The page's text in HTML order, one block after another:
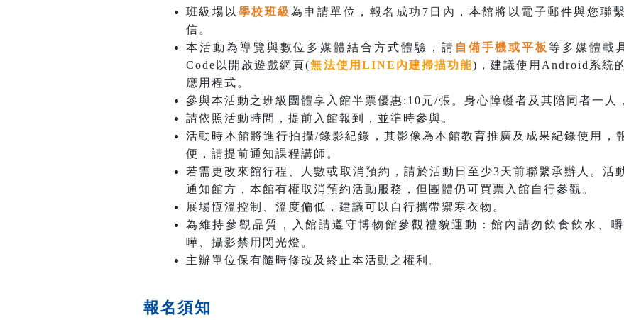
班級場以 學校班級 為申請單位，報名成功7日內，本館將以電子郵件與您聯
信。
本活動為導覽與數位多媒體結合方式體驗，請 自備手機或平板等多媒體載
Code以開啟遊戲網頁(無法使用LINE內建掃描功能)，建議使用Android系統
應用程式。
參與本活動之班級團體享入館半票優惠:10元/張。身心障礙者及其陪同者一人
請依照活動時間，提前入館報到，並準時參與。
活動時本館將進行拍攝/錄影紀錄，其影像為本館教育推廣及成果紀錄使用，
便，請提前通知課程講師。
若需更改來館行程、人數或取消預約，請於活動日至少3天前聯繫承辦人。活
通知館方，本館有權取消預約活動服務，但團體仍可買票入館自行參觀。
展場恆溫控制、溫度偏低，建議可以自行攜帶禦寒衣物。
為維持參觀品質，入館請遵守博物館參觀禮貌運動：館內請勿飲食飲水、
嘩、攝影禁用閃光燈。
主辦單位保有隨時修改及終止本活動之權利。
報名須知